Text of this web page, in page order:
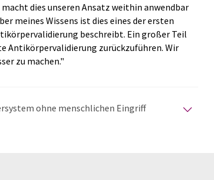
dies unseren Ansatz weithin anwendbar
meines Wissens ist dies eines der ersten
beschreibt. Ein großer Teil
Antikörpervalidierung zurückzuführen. Wir
zu machen."
ohne menschlichen Eingriff